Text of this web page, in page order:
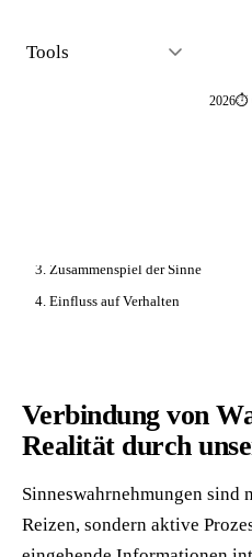
Tools
🔄 aktualisiert 05·2026⏱
3. Zusammenspiel der Sinne
4. Einfluss auf Verhalten
Verbindung von
Realität durch
Sinneswahrnehmungen sind
Reizen, sondern aktive